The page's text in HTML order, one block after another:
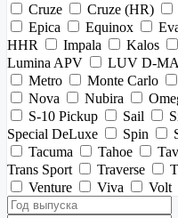
Cruze
Cruze (HR)
Epica
Equinox
HHR
Impala Kalos
Lumina APV
LUV D-
Metro
Monte Carlo
Nova
Nubira
S-10 Pickup
Sail
Special DeLuxe
Spin
Tacuma
Tahoe
Trans Sport
Traverse
Venture
Viva Volt